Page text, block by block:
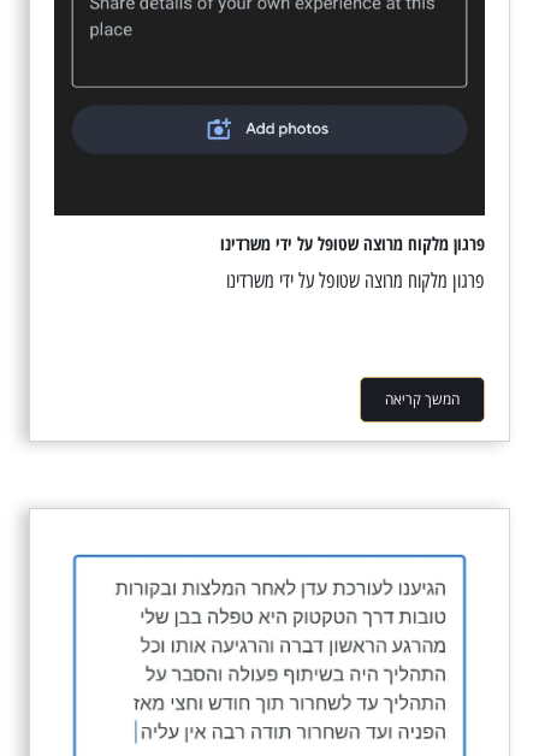
פרגון מלקוח מרוצה שטופל על ידי משרדינו
פרגון מלקוח מרוצה שטופל על ידי משרדינו
המשך קריאה